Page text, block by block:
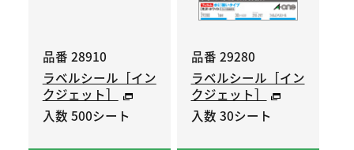
品番 28910
ラベルシール［イン
クジェット］
入数 500シート
品番 29280
ラベルシール［イン
クジェット］
入数 30シート